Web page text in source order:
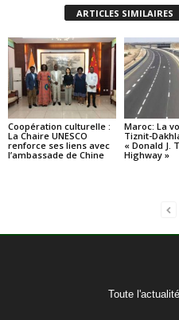
ARTICLES SIMILAIRES
Coopération culturelle :
La Chaire UNESCO
renforce ses liens avec
l’ambassade de Chine
Maroc: La
Tiznit-
« Donald J.
Highway »
Toute